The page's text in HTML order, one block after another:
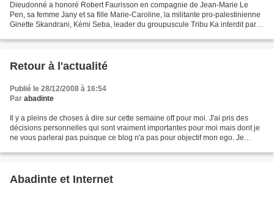
Dieudonné a honoré Robert Faurisson en compagnie de Jean-Marie Le
Pen, sa femme Jany et sa fille Marie-Caroline, la militante pro-palestinienne
Ginette Skandrani, Kémi Seba, leader du groupuscule Tribu Ka interdit par
Retour à l'actualité
Publié le 28/12/2008 à 16:54
Par abadinte
Il y a pleins de choses à dire sur cette semaine off pour moi. J'ai pris des
décisions personnelles qui sont vraiment importantes pour moi mais dont je
ne vous parlerai pas puisque ce blog n'a pas pour objectif mon ego. Je
Abadinte et Internet